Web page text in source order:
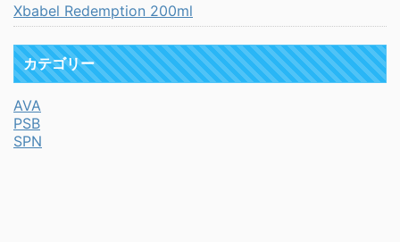
Xbabel Redemption 200ml
カテゴリー
AVA
PSB
SPN